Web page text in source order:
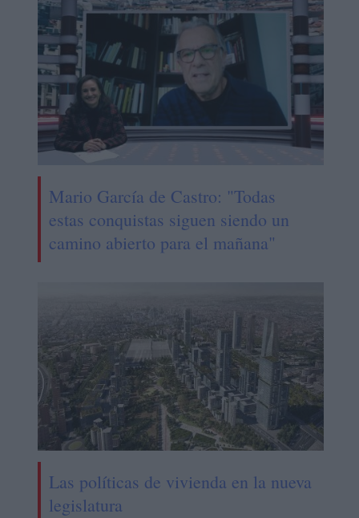
Mario García de Castro: "Todas
estas conquistas siguen siendo un
camino abierto para el mañana"
Las políticas de vivienda en la nueva
legislatura